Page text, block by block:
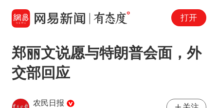
打开
郑丽文说愿与特朗普会面，外
交部回应
农民日报